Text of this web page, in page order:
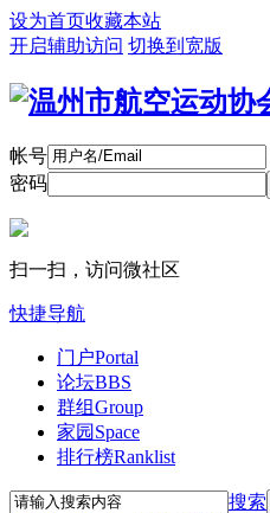
设为首页收藏本站
开启辅助访问 切换到宽版
帐号
密码
扫一扫，访问微社区
快捷导航
门户Portal
论坛BBS
群组Group
家园 Space
排行榜Ranklist
搜索